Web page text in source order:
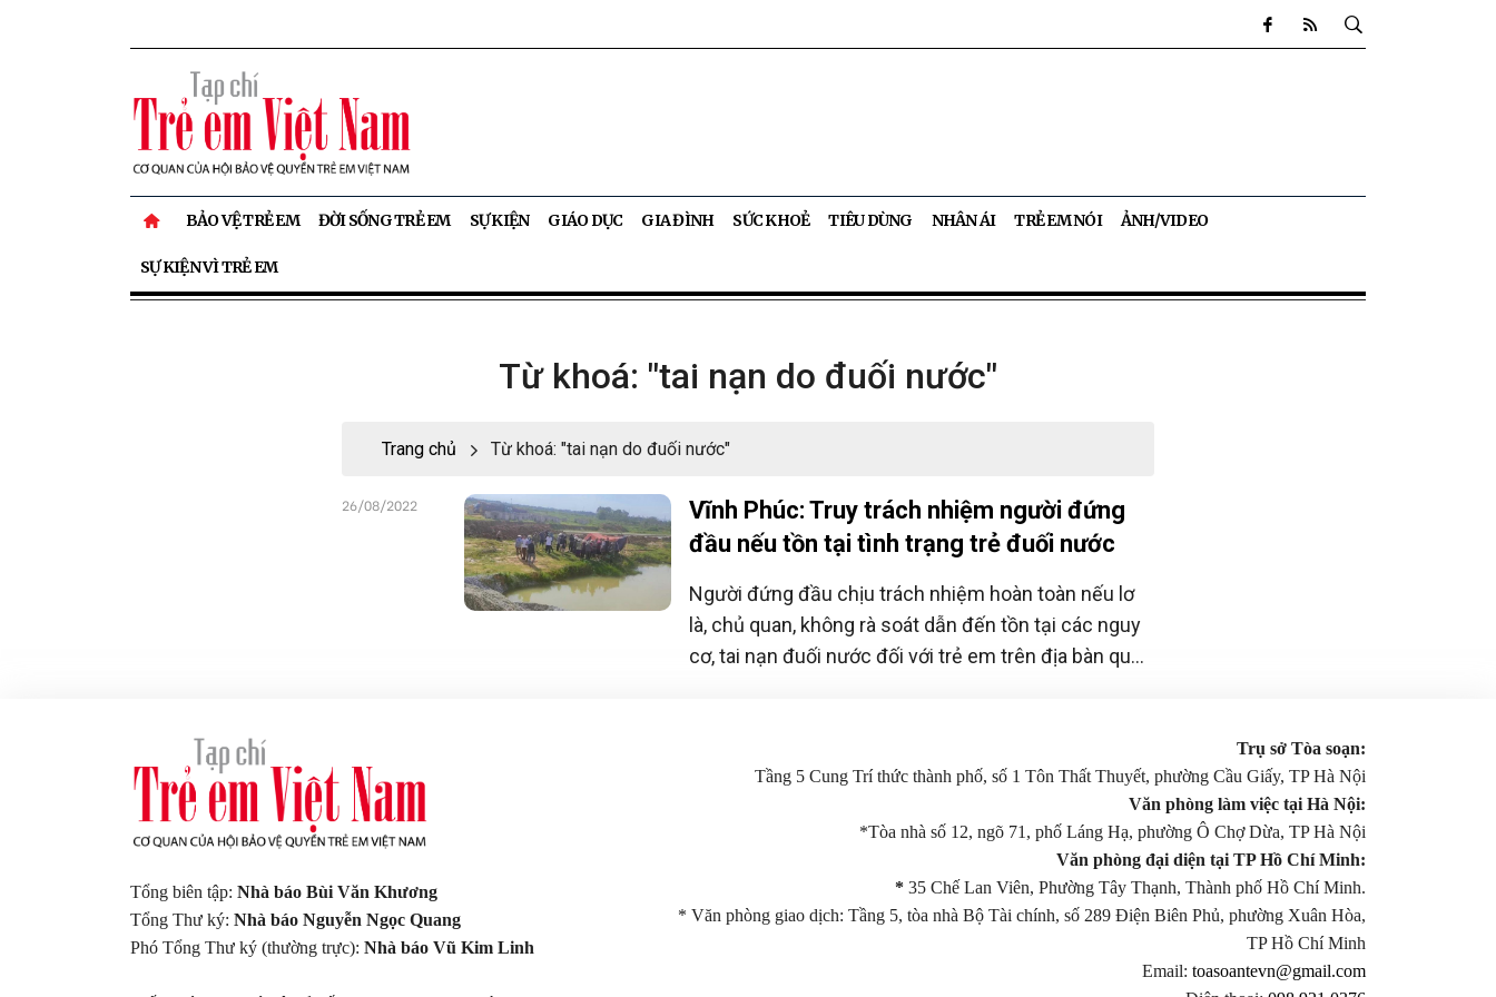
BẢO VỆ TRẺ EM ĐỜI SỐNG TRẺ EM SỰ KIỆN GIÁO DỤC GIA ĐÌNH SỨC KHOẺ TIÊU DÙNG NHÂN ÁI TRẺ EM NÓI ẢNH/VIDEO
SỰ KIỆN VÌ TRẺ EM
Từ khoá: "tai nạn do đuối nước"
Trang chủ Từ khoá: "tai nạn do đuối nước"
Vĩnh Phúc: Truy trách nhiệm người đứng
đầu nếu tồn tại tình trạng trẻ đuối nước
Người đứng đầu chịu trách nhiệm hoàn toàn nếu lơ
là, chủ quan, không rà soát dẫn đến tồn tại các nguy
cơ, tai nạn đuối nước đối với trẻ em trên địa bàn quản
26/08/2022
Tổng biên tập: Nhà báo Bùi Văn Khương
Tổng Thư ký: Nhà báo Nguyễn Ngọc Quang
Phó Tổng Thư ký (thường trực): Nhà báo Vũ Kim Linh
Trụ sở Tòa soạn:
Tầng 5 Cung Trí thức thành phố, số 1 Tôn Thất Thuyết, phường Cầu Giấy, TP Hà Nội
Văn phòng làm việc tại Hà Nội:
*Tòa nhà số 12, ngõ 71, phố Láng Hạ, phường Ô Chợ Dừa, TP Hà Nội
Văn phòng đại diện tại TP Hồ Chí Minh:
* 35 Chế Lan Viên, Phường Tây Thạnh, Thành phố Hồ Chí Minh.
* Văn phòng giao dịch: Tầng 5, tòa nhà Bộ Tài chính, số 289 Điện Biên Phủ, phường Xuân Hòa,
TP Hồ Chí Minh
Email: toasoantevn@gmail.com